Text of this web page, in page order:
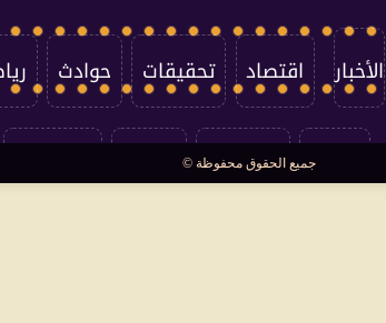
الأخبار اقتصاد تحقيقات حوادث
العالم سوشيال
جميع الحقوق محفوظة ©